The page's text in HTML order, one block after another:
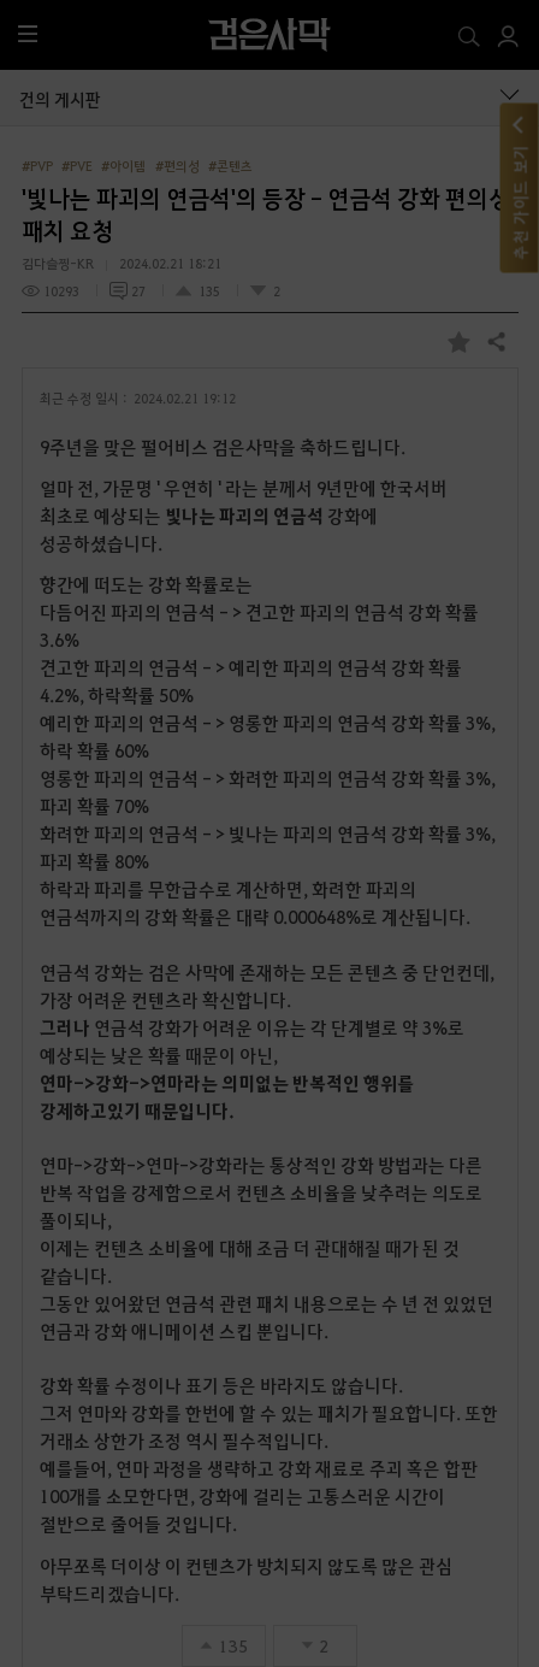
전
체
메
건의 게시판
#PVP #PVE #아이템 #편의성 #콘텐츠
'빛나는 파괴의 연금석'의 등장 - 연금석 강화 편의성
패치 요청
김다슬찡-KR
2024.02.21 18:21
10293
27 135 2
즐
공유하기
최근 수정 일시 : 2024.02.21 19:12
9주년을 맞은 펄어비스 검은사막을 축하드립니다.
얼마 전, 가문명 ' 우연히 ' 라는 분께서 9년만에 한국서버
최초로 예상되는 빛나는 파괴의 연금석 강화에
성공하셨습니다.
향간에 떠도는 강화 확률로는
다듬어진 파괴의 연금석 - > 견고한 파괴의 연금석 강화 확률
3.6%
견고한 파괴의 연금석 - > 예리한 파괴의 연금석 강화 확률
4.2%, 하락확률 50%
예리한 파괴의 연금석 - > 영롱한 파괴의 연금석 강화 확률 3%,
하락 확률 60%
영롱한 파괴의 연금석 - > 화려한 파괴의 연금석 강화 확률 3%,
파괴 확률 70%
화려한 파괴의 연금석 - > 빛나는 파괴의 연금석 강화 확률 3%,
파괴 확률 80%
하락과 파괴를 무한급수로 계산하면, 화려한 파괴의
연금석까지의 강화 확률은 대략 0.000648%로 계산됩니다.
연금석 강화는 검은 사막에 존재하는 모든 콘텐츠 중 단언컨데,
가장 어려운 컨텐츠라 확신합니다.
그러나 연금석 강화가 어려운 이유는 각 단계별로 약 3%로
예상되는 낮은 확률 때문이 아닌,
연마->강화->연마라는 의미없는 반복적인 행위를
강제하고있기 때문입니다.
연마->강화->연마->강화라는 통상적인 강화 방법과는 다른
반복 작업을 강제함으로서 컨텐츠 소비율을 낮추려는 의도로
풀이되나,
이제는 컨텐츠 소비율에 대해 조금 더 관대해질 때가 된 것
같습니다.
그동안 있어왔던 연금석 관련 패치 내용으로는 수 년 전 있었던
연금과 강화 애니메이션 스킵 뿐입니다.
강화 확률 수정이나 표기 등은 바라지도 않습니다.
그저 연마와 강화를 한번에 할 수 있는 패치가 필요합니다. 또한
거래소 상한가 조정 역시 필수적입니다.
예를들어, 연마 과정을 생략하고 강화 재료로 주괴 혹은 합판
100개를 소모한다면, 강화에 걸리는 고통스러운 시간이
절반으로 줄어들 것입니다.
아무쪼록 더이상 이 컨텐츠가 방치되지 않도록 많은 관심
부탁드리겠습니다.
135 2
추천 가이드 보기